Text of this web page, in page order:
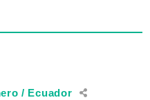
/ Ecuador